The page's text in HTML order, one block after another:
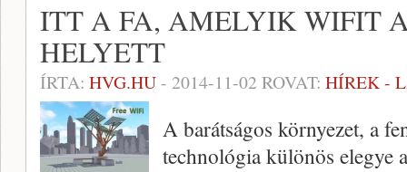
ITT A FA, AMELYIK WIFIT
HELYETT
ÍRTA: HVG.HU- 2014-11-02 ROVAT: HÍREK -
A barátságos környezet, a
technológia különös elegye